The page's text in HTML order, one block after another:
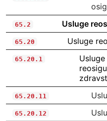
65.2 Usluge
65.20 Usluge
65.20.1
65.20.11
65.20.12